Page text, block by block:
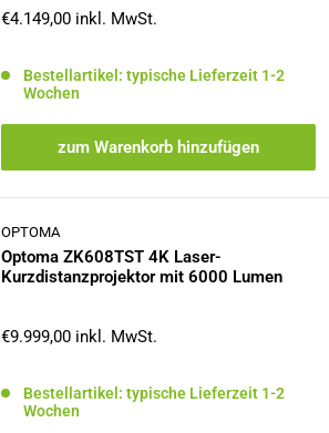
Sonderpreis
€4.149,00 inkl. MwSt.
Bestellartikel: typische Lieferzeit 1-2
Wochen
zum Warenkorb hinzufügen
OPTOMA
Optoma ZK608TST 4K Laser-
Kurzdistanzprojektor mit 6000 Lumen
Sonderpreis
€9.999,00 inkl. MwSt.
Bestellartikel: typische Lieferzeit 1-2
Wochen